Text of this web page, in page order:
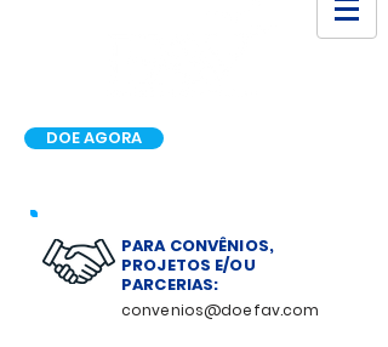
DOE AGORA
PARA CONVÊNIOS,
PROJETOS E/OU
PARCERIAS:
convenios@doefav.com